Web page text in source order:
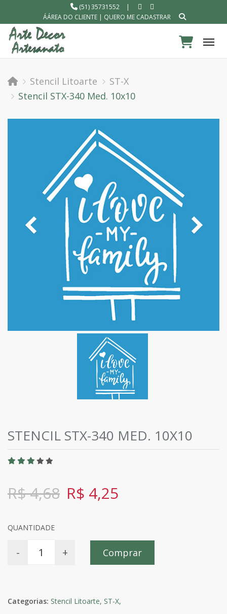
(51) 35731552
|
ÁÁREA DO CLIENTE| QUERO ME CADASTRAR
Stencil Litoarte
ST-X
Stencil STX-340 Med. 10x10
STENCIL STX-340 MED. 10X10
R$ 4,68 R$ 4,25
QUANTIDADE
- + Comprar
Categorias: Stencil Litoarte, ST-X,